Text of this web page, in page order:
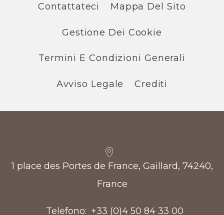
Contattateci Mappa Del Sito
Gestione Dei Cookie
Termini E Condizioni Generali
Avviso Legale Crediti
1 place des Portes de France, Gaillard, 74240,
France
Telefono +33 (0)4 50 84 33 00